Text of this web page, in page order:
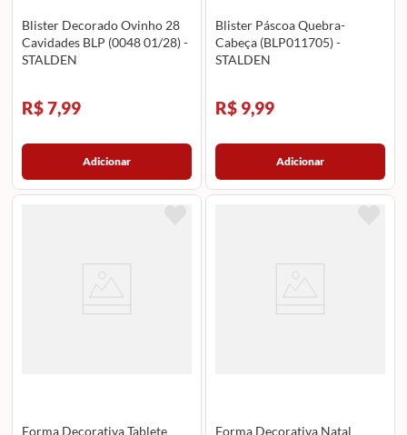
Blister Decorado Ovinho 28
Cavidades BLP (0048 01/28) -
STALDEN
R$ 7,99
Adicionar
Blister Páscoa Quebra-
Cabeça (BLP011705) -
STALDEN
R$ 9,99
Adicionar
Forma Decorativa Tablete
Forma Decorativa Natal